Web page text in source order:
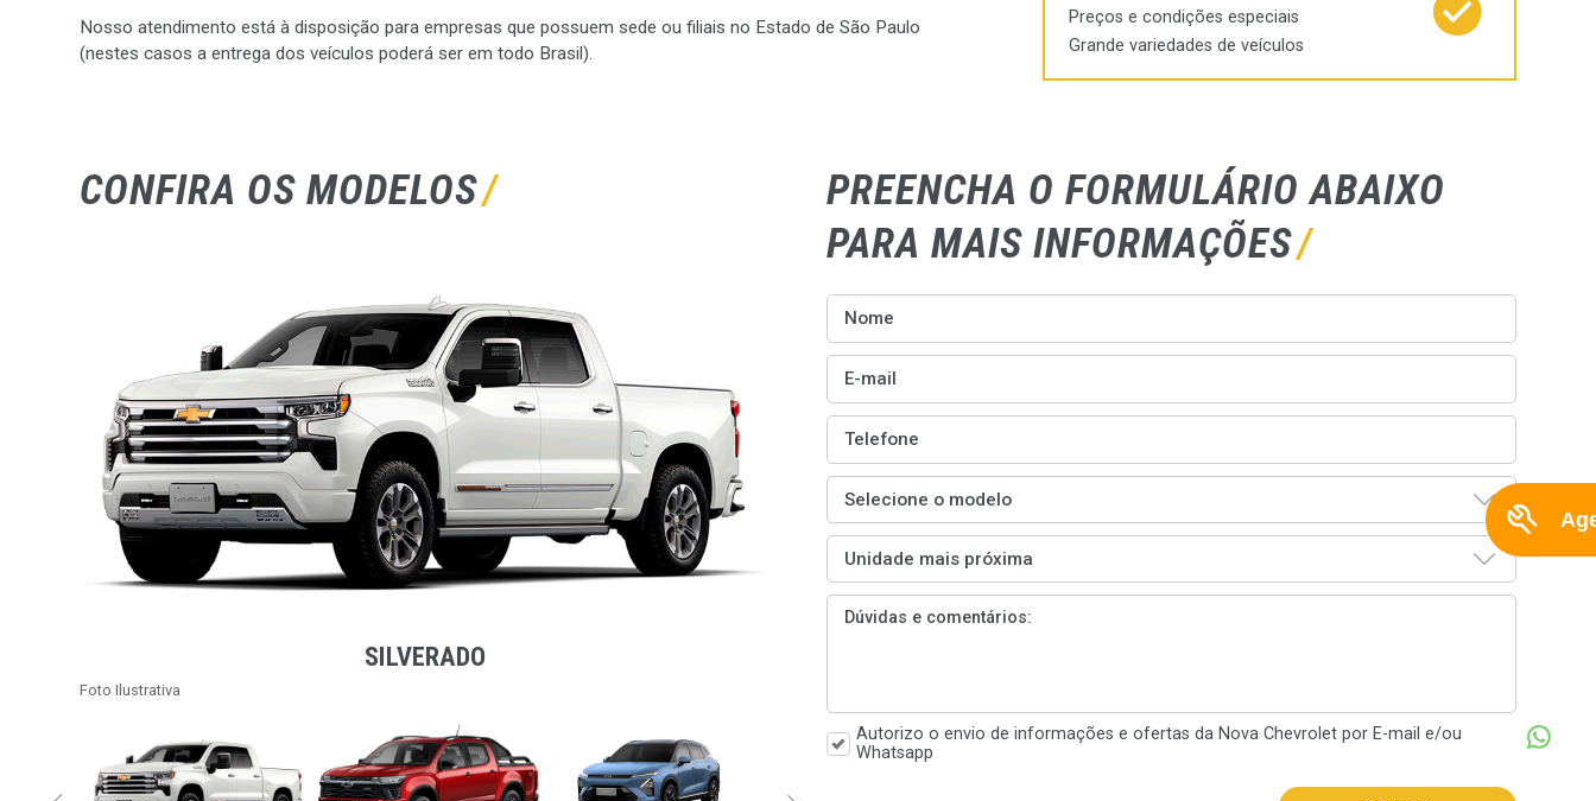
Nosso atendimento está à disposição para empresas que possuem sede ou filiais no Estado de São Paulo
(nestes casos a entrega dos veículos poderá ser em todo Brasil).
Preços e condições especiais
Grande variedades de veículos
CONFIRA OS MODELOS
SILVERADO
Foto Ilustrativa
PREENCHA O FORMULÁRIO ABAIXO
PARA MAIS INFORMAÇÕES
Nome
E-mail
Telefone
Selecione o modelo
Unidade mais próxima
Dúvidas e comentários:
Autorizo o envio de informações e ofertas da Nova Chevrolet por E-mail e/ou
Whatsapp